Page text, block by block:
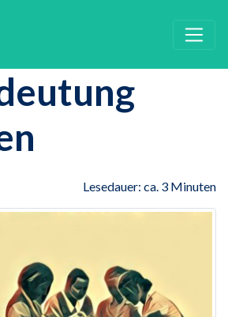
Lesedauer: ca. 3 Minuten